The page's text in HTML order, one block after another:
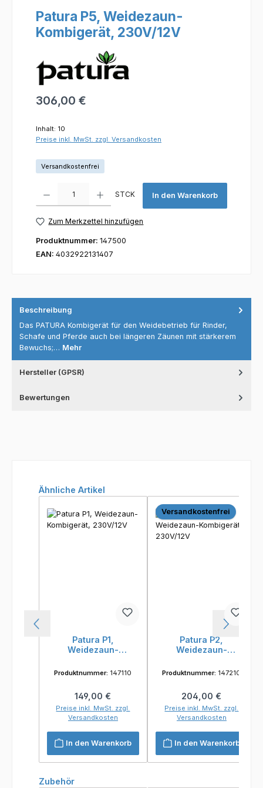
Patura P5, Weidezaun-
Kombigerät, 230V/12V
Regulärer Preis:
306,00 €
Inhalt: 10
Preise inkl. MwSt. zzgl. Versandkosten
Versandkostenfrei
STCK In den Warenkorb
Zum Merkzettel hinzufügen
Produktnummer: 147500
EAN: 4032922131407
Beschreibung
Das PATURA Kombigerät für den Weidebetrieb für Rinder,
Schafe und Pferde auch bei längeren Zäunen mit stärkerem
Bewuchs;… Mehr
Hersteller (GPSR)
Bewertungen
Produktgalerie überspringen
Ähnliche Artikel
Patura P1,
Weidezaun-
230V/12V
Produktnummer: 147110
Regulärer Preis:
149,00 €
Preise inkl. MwSt. zzgl.
Versandkosten
In den Warenkorb
Versandkostenfrei
Patura P2,
Weidezaun-
230V/12V
Produktnummer: 147210
Regulärer Preis:
204,00 €
Preise inkl. MwSt. zzgl.
Versandkosten
In den Warenkorb
Produktgalerie überspringen
Zubehör